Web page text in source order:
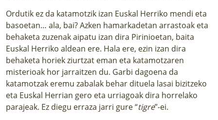
Ordutik ez da katamotzik izan Euskal Herriko mendi eta
basoetan… ala, bai? Azken hamarkadetan arrastoak eta
behaketa zuzenak aipatu izan dira Pirinioetan, baita
Euskal Herriko aldean ere. Hala ere, ezin izan dira
behaketa horiek ziurtzat eman eta katamotzaren
misterioak hor jarraitzen du. Garbi dagoena da
katamotzak eremu zabalak behar dituela lasai bizitzeko
eta Euskal Herrian gero eta urriagoak dira horrelako
parajeak. Ez diegu erraza jarri gure “tigre”-ei.